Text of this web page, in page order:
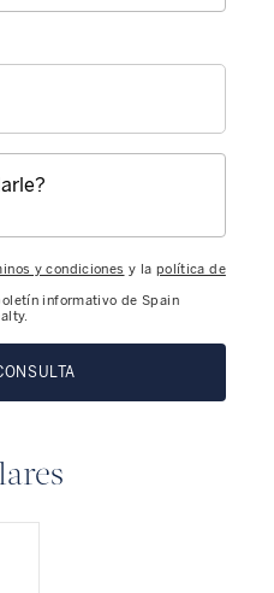
y condiciones y la política de
informativo de Spain